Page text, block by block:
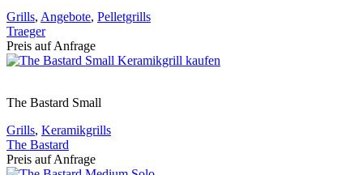
Grills, Angebote, Pelletgrills
Traeger
Preis auf Anfrage
The Bastard Small
Grills, Keramikgrills
The Bastard
Preis auf Anfrage